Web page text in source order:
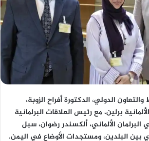
الدولي، الدكتورة أفراح الزوبة،
برلين، مع رئيس العلاقات البرلمانية
البرلمان الألماني، ألكسندر رضوان، سبل
بين البلدين، ومستجدات الأوضاع في اليمن.